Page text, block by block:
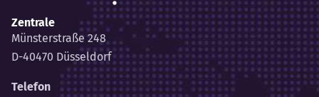
Zentrale
Münsterstraße 248
D-40470 Düsseldorf
Telefon